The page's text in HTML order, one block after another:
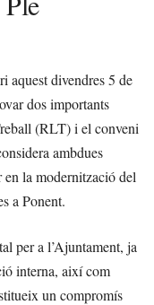
aquest divendres 5 de
dos importants
(RLT) i el conveni
ambdues
en la modernització del
a Ponent.
per a l’Ajuntament, ja
interna, així com
un compromís